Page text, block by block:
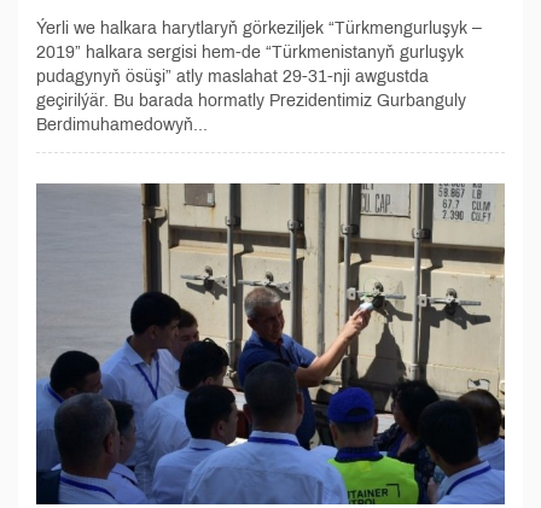
Ýerli we halkara harytlaryň görkeziljek “Türkmengurluşyk –
2019” halkara sergisi hem-de “Türkmenistanyň gurluşyk
pudagynyň ösüşi” atly maslahat 29-31-nji awgustda
geçirilýär. Bu barada hormatly Prezidentimiz Gurbanguly
Berdimuhamedowyň...